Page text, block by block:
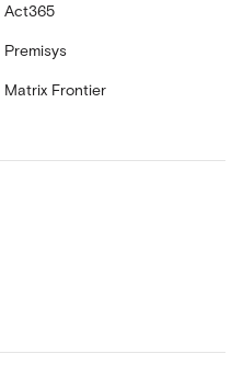
Act365
Premisys
Matrix Frontier